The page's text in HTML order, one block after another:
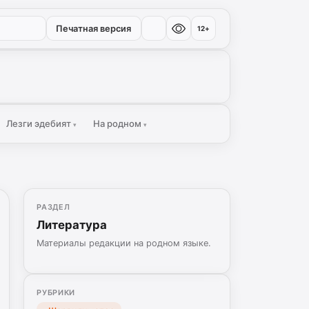
Печатная версия 12+
Лезги эдебият▾ На родном▾
РАЗДЕЛ
Литература
Материалы редакции на родном языке.
РУБРИКИ